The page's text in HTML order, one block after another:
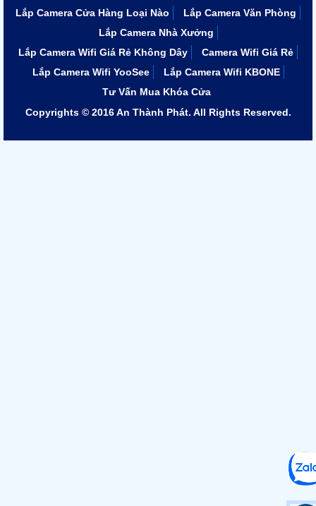
Lắp Camera Cửa Hàng Loại Nào
Lắp Camera Văn Phòng
Lắp Camera Nhà Xưởng
Lắp Camera Wifi Giá Rẻ Không Dây
Camera Wifi Giá Rẻ
Lắp Camera Wifi YooSee
Lắp Camera Wifi KBONE
Tư Vấn Mua Khóa Cửa
Copyrights © 2016 An Thành Phát. All Rights Reserved.